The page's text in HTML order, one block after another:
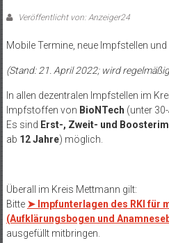
Veröffentlicht von: Anzeiger24
Mobile Termine, neue Impfstellen
(Stand: 21. April 2022; wird
In allen dezentralen Impfstellen im
Impfstoffen von BioNTech (unter
Es sind Erst-, Zweit- und
ab 12 Jahre) möglich.
Überall im Kreis Mettmann gilt:
Bitte ➤ Impfunterlagen des RKI für
(Aufklärungsbogen und
ausgefüllt mitbringen.